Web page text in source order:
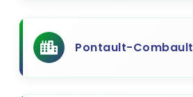
Pontault-Combault